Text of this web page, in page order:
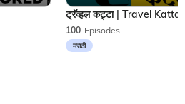
100 Episodes
मराठी